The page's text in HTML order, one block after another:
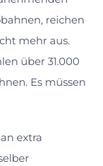
reichen
mehr aus.
über 31.000
Es müssen
extra